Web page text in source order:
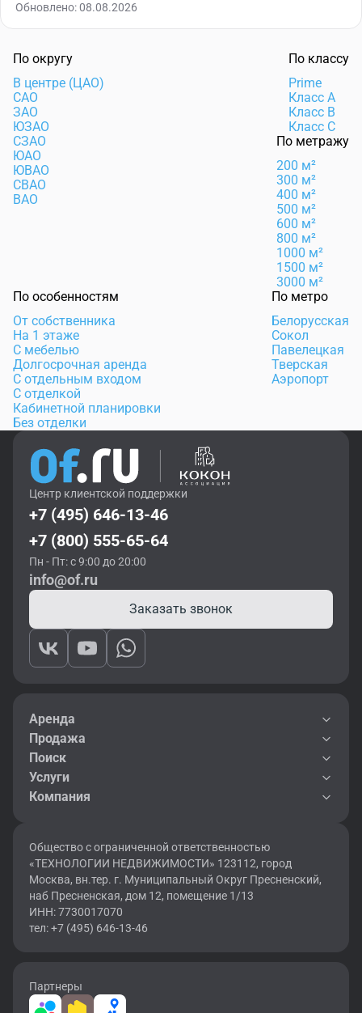
Обновлено: 08.08.2026
По округу
В центре (ЦАО)
САО
ЗАО
ЮЗАО
СЗАО
ЮАО
ЮВАО
СВАО
ВАО
По классу
Prime
Класс А
Класс B
Класс C
По метражу
200 м²
300 м²
400 м²
500 м²
600 м²
800 м²
1000 м²
1500 м²
3000 м²
По особенностям
От собственника
На 1 этаже
С мебелью
Долгосрочная аренда
С отдельным входом
С отделкой
Кабинетной планировки
Без отделки
По метро
Белорусская
Сокол
Павелецкая
Тверская
Аэропорт
Центр клиентской поддержки
+7 (495) 646-13-46
+7 (800) 555-65-64
Пн - Пт: с 9:00 до 20:00
info@of.ru
Заказать звонок
Аренда
Продажа
Поиск
Услуги
Компания
Общество с ограниченной ответственностью
«ТЕХНОЛОГИИ НЕДВИЖИМОСТИ» 123112, город
Москва, вн.тер. г. Муниципальный Округ Пресненский,
наб Пресненская, дом 12, помещение 1/13
ИНН: 7730017070
тел: +7 (495) 646-13-46
Партнеры